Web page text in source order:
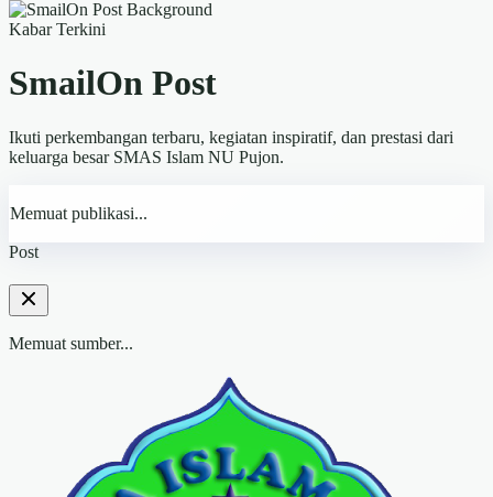
Kabar Terkini
SmailOn Post
Ikuti perkembangan terbaru, kegiatan inspiratif, dan prestasi dari
keluarga besar SMAS Islam NU Pujon.
Memuat publikasi...
Post
Memuat sumber...